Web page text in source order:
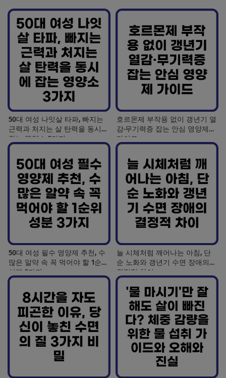
50대 여성 나잇살 타파, 빠지는
근력과 처지는 살 탄력을 동시에
잡는 영양소 3가지
호르몬제 부작용 없이 갱년기 열
감·무기력증 잡는 안심 영양제
가이드
50대 여성 필수 영양제 추천, 수
많은 알약 속 꼭 먹어야 할 1순위
성분 3가지
늘 시체처럼 깨어나는 아침, 단
순 노화와 갱년기 수면 장애의
결정적 차이